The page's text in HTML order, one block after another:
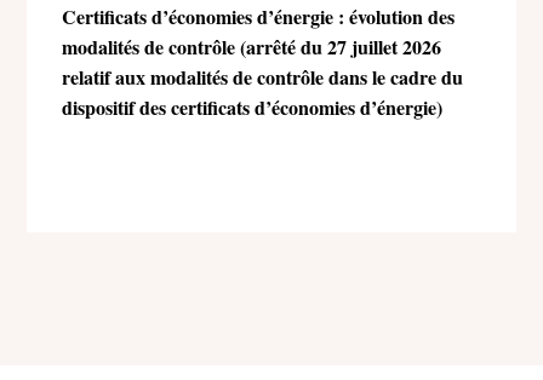
Certificats d’économies d’énergie : évolution des
modalités de contrôle (arrêté du 27 juillet 2026
relatif aux modalités de contrôle dans le cadre du
dispositif des certificats d’économies d’énergie)